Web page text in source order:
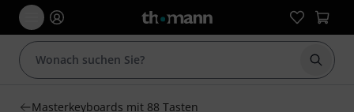
Suche
Masterkeyboards mit 88 Tasten